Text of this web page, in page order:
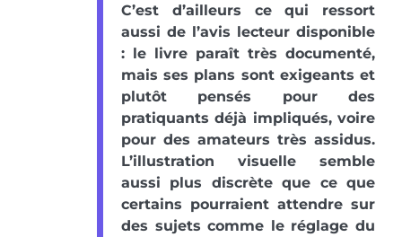
C’est d’ailleurs ce qui ressort
aussi de l’avis lecteur disponible
: le livre paraît très documenté,
mais ses plans sont exigeants et
plutôt pensés pour des
pratiquants déjà impliqués, voire
pour des amateurs très assidus.
L’illustration visuelle semble
aussi plus discrète que ce que
certains pourraient attendre sur
des sujets comme le réglage du